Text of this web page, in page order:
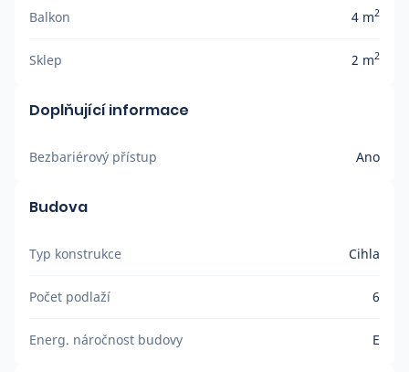
Balkon 4 m2
Sklep 2 m2
Doplňující informace
Bezbariérový přístup Ano
Budova
Typ konstrukce Cihla
Počet podlaží 6
Energ. náročnost budovy E